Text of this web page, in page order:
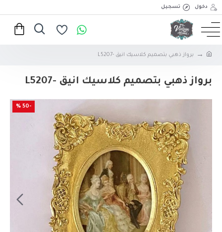
دخول تسجيل
برواز ذهبي بتصميم كلاسيك انيق -L5207
برواز ذهبي بتصميم كلاسيك انيق -L5207
-50 %